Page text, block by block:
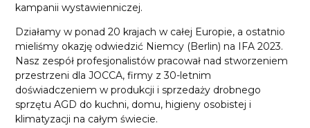
kampanii wystawienniczej.
Działamy w ponad 20 krajach w całej Europie, a ostatnio
mieliśmy okazję odwiedzić Niemcy (Berlin) na IFA 2023.
Nasz zespół profesjonalistów pracował nad stworzeniem
przestrzeni dla JOCCA, firmy z 30-letnim
doświadczeniem w produkcji i sprzedaży drobnego
sprzętu AGD do kuchni, domu, higieny osobistej i
klimatyzacji na całym świecie.